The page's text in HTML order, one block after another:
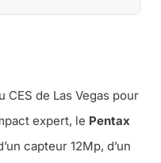
CES de Las Vegas pour
expert, le Pentax
capteur 12Mp, d’un